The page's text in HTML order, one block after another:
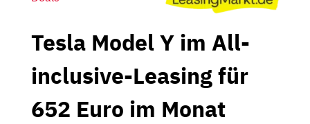
Tesla Model Y im All-
inclusive-Leasing für
652 Euro im Monat